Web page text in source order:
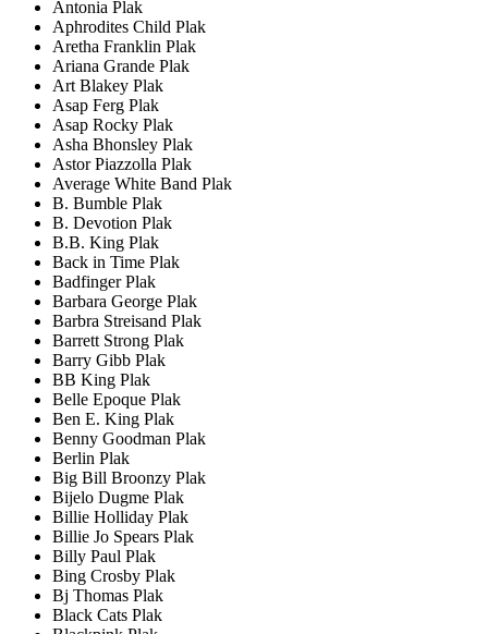
Antonia Plak
Aphrodites Child Plak
Aretha Franklin Plak
Ariana Grande Plak
Art Blakey Plak
Asap Ferg Plak
Asap Rocky Plak
Asha Bhonsley Plak
Astor Piazzolla Plak
Average White Band Plak
B. Bumble Plak
B. Devotion Plak
B.B. King Plak
Back in Time Plak
Badfinger Plak
Barbara George Plak
Barbra Streisand Plak
Barrett Strong Plak
Barry Gibb Plak
BB King Plak
Belle Epoque Plak
Ben E. King Plak
Benny Goodman Plak
Berlin Plak
Big Bill Broonzy Plak
Bijelo Dugme Plak
Billie Holliday Plak
Billie Jo Spears Plak
Billy Paul Plak
Bing Crosby Plak
Bj Thomas Plak
Black Cats Plak